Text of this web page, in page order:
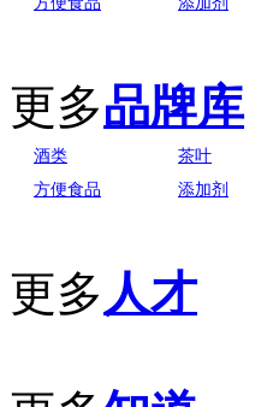
更多品牌库
酒类 茶叶
方便食品
添加剂
更多 人才